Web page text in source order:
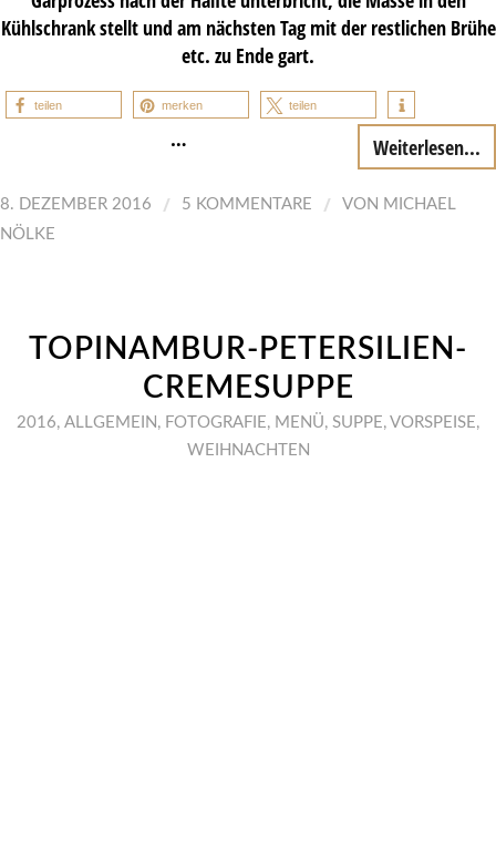
Kühlschrank stellt und am nächsten Tag mit der restlichen Brühe
etc. zu Ende gart.
teilen merken teilen
… Weiterlesen...
8. DEZEMBER 2016 / 5 KOMMENTARE / VON MICHAEL
NÖLKE
TOPINAMBUR-PETERSILIEN-
CREMESUPPE
2016, ALLGEMEIN , FOTOGRAFIE, MENÜ, SUPPE, VORSPEISE,
WEIHNACHTEN